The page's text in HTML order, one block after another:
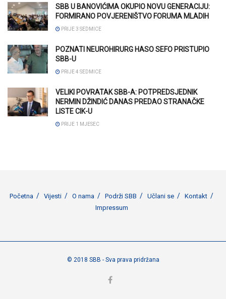
SBB U BANOVIĆIMA OKUPIO NOVU GENERACIJU:
FORMIRANO POVJERENIŠTVO FORUMA MLADIH
PRIJE 3 SEDMICE
POZNATI NEUROHIRURG HASO SEFO PRISTUPIO
SBB-U
PRIJE 4 SEDMICE
VELIKI POVRATAK SBB-A: POTPREDSJEDNIK
NERMIN DŽINDIĆ DANAS PREDAO STRANAČKE
LISTE CIK-U
PRIJE 1 MJESEC
Početna Vijesti O nama Podrži SBB Učlani se
Kontakt
Impressum
© 2018 SBB - Sva prava pridržana